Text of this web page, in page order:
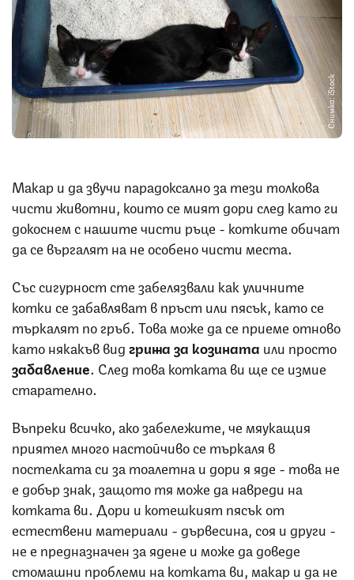
Снимка: iStock
Макар и да звучи парадоксално за тези толкова
чисти животни, които се мият дори след като ги
докоснем с нашите чисти ръце - котките обичат
да се въргалят на не особено чисти места.
Със сигурност сте забелязвали как уличните
котки се забавляват в пръст или пясък, като се
търкалят по гръб. Това може да се приеме отново
като някакъв видгрижа за козината или просто
забавление. След това котката ви ще се измие
старателно.
Въпреки всичко, ако забележите, че мяукащия
приятел много настойчиво се търкаля в
постелката си за тоалетна и дори я яде - това не
е добър знак, защото тя може да навреди на
котката ви. Дори и котешкият пясък от
естествени материали - дървесина, соя и други -
не е предназначен за ядене и може да доведе
стомашни проблеми на котката ви, макар и да не